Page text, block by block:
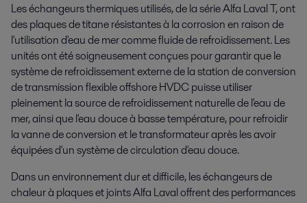
Les échangeurs thermiques utilisés, de la série Alfa Laval T, ont
des plaques de titane résistantes à la corrosion en raison de
l'utilisation d'eau de mer comme fluide de refroidissement. Les
unités ont été soigneusement conçues pour garantir que le
système de refroidissement externe de la station de conversion
de transmission flexible offshore HVDC puisse utiliser
pleinement la source de refroidissement naturelle de l'eau de
mer, ainsi que l'eau douce à basse température, pour refroidir
la vanne de conversion et le transformateur après les avoir
équipées d'un système de circulation d'eau douce.
Dans un environnement dur et difficile, les échangeurs de
chaleur à plaques et joints Alfa Laval offrent des performances